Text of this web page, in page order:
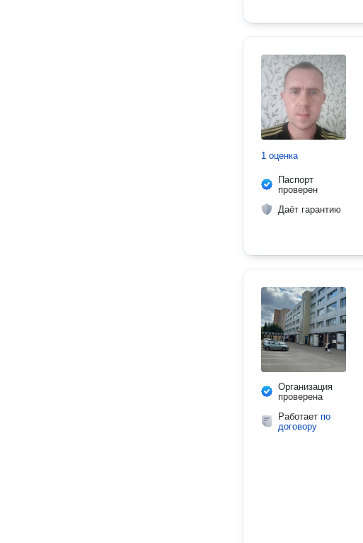
1 оценка
Паспорт
проверен
Даёт гарантию
Организация
проверена
Работает по
договору